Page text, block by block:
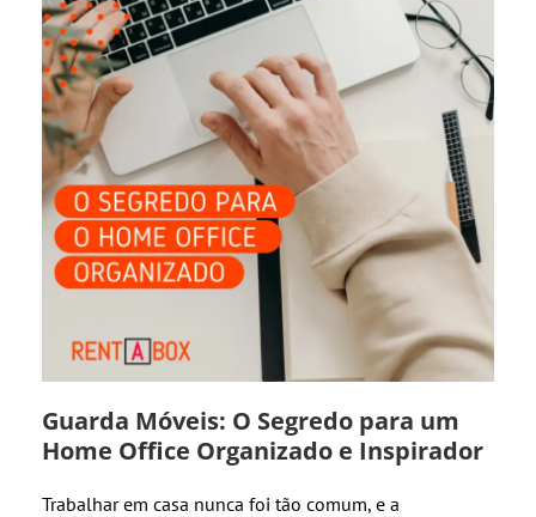
Guarda Móveis: O Segredo para um
Home Office Organizado e Inspirador
Trabalhar em casa nunca foi tão comum, e a